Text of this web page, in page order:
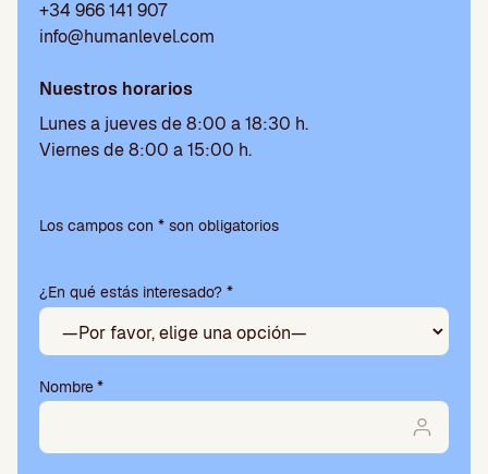
+34 966 141 907
info@humanlevel.com
Nuestros horarios
Lunes a jueves de 8:00 a 18:30 h.
Viernes de 8:00 a 15:00 h.
favor,
campo
vacío.
Los campos con * son obligatorios
¿En qué estás interesado? *
Nombre*